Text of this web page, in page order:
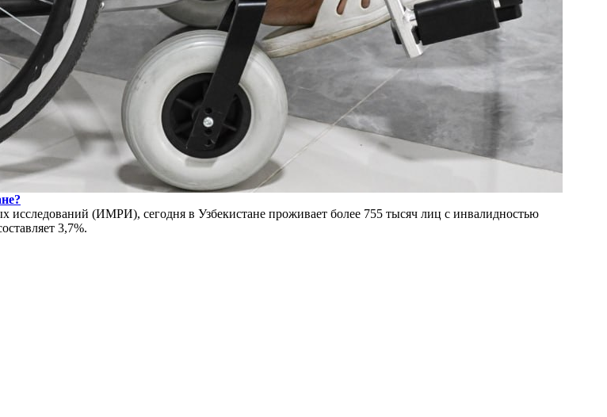
исследований (ИМРИ), сегодня в Узбекистане проживает более 755 тысяч лиц с инвалидностью
3,7%.